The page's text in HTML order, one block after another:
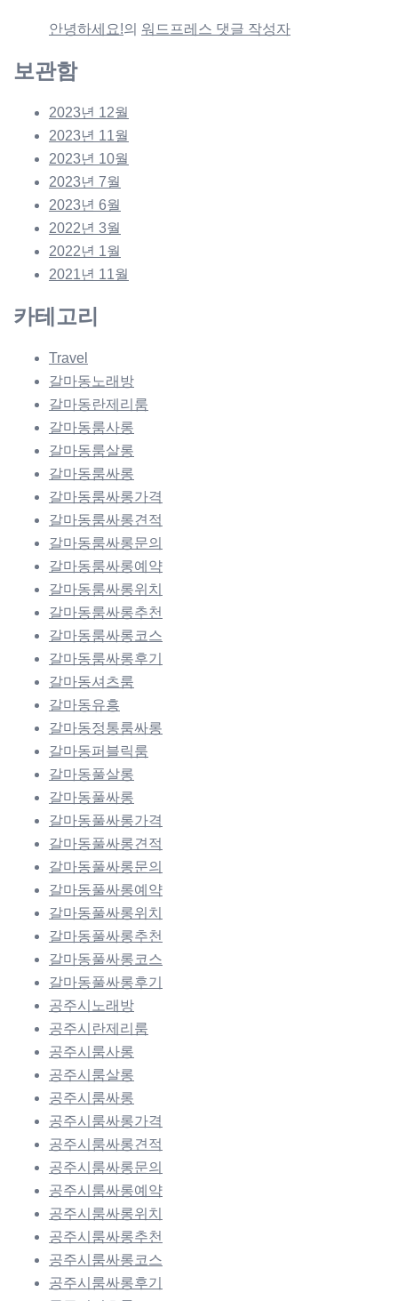
안녕하세요!의 워드프레스 댓글 작성자
보관함
2023년 12월
2023년 11월
2023년 10월
2023년 7월
2023년 6월
2022년 3월
2022년 1월
2021년 11월
카테고리
Travel
갈마동노래방
갈마동란제리룸
갈마동룸사롱
갈마동룸살롱
갈마동룸싸롱
갈마동룸싸롱가격
갈마동룸싸롱견적
갈마동룸싸롱문의
갈마동룸싸롱예약
갈마동룸싸롱위치
갈마동룸싸롱추천
갈마동룸싸롱코스
갈마동룸싸롱후기
갈마동셔츠룸
갈마동유흥
갈마동정통룸싸롱
갈마동퍼블릭룸
갈마동풀살롱
갈마동풀싸롱
갈마동풀싸롱가격
갈마동풀싸롱견적
갈마동풀싸롱문의
갈마동풀싸롱예약
갈마동풀싸롱위치
갈마동풀싸롱추천
갈마동풀싸롱코스
갈마동풀싸롱후기
공주시노래방
공주시란제리룸
공주시룸사롱
공주시룸살롱
공주시룸싸롱
공주시룸싸롱가격
공주시룸싸롱견적
공주시룸싸롱문의
공주시룸싸롱예약
공주시룸싸롱위치
공주시룸싸롱추천
공주시룸싸롱코스
공주시룸싸롱후기